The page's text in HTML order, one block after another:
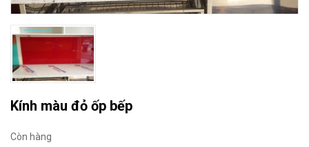
Kính màu đỏ ốp bếp
Còn hàng